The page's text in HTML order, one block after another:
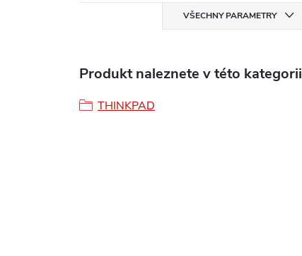
VŠECHNY PARAMETRY
Produkt naleznete v této kategorii
THINKPAD